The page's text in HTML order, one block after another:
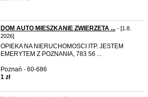
DOM AUTO MIESZKANIE ZWIERZETA ... - [1.8.
2026]
OPIEKA NA NIERUCHOMOSCI ITP. JESTEM
EMERYTEM Z POZNANIA, 783 56 ...
Poznań - 60-686
1 zł